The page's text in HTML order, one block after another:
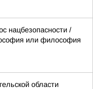
нацбезопасности /
или философия
области